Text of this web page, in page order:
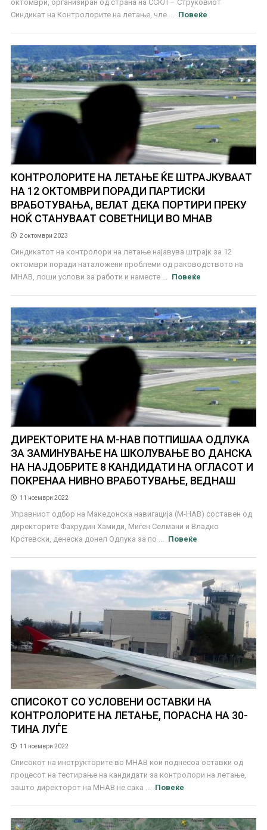
октомври, организиран од страна на ССКЛ – Струковиот
Синдикат на Контролорите на летање, чле ...
Повеќе
КОНТРОЛОРИТЕ НА ЛЕТАЊЕ ЌЕ ШТРАЈКУВААТ
НА 12 ОКТОМВРИ ПОРАДИ ПАРТИСКИ
ВРАБОТУВАЊА, ВЕЛАТ ДЕКА ПОРТИРИ ПРЕКУ
НОЌ СТАНУВААТ СОВЕТНИЦИ ВО МНАВ
2 октомври 2023
Синдикатот на контролори на летање најавува штрајк за 12
октомври поради наталожени проблеми од раководството на
МНАВ, лоши услови за работи и наместе ...
Повеќе
ДИРЕКТОРИТЕ НА М-НАВ ПОТПИШАА ОДЛУКА
ЗА ЗАМИНУВАЊЕ НА ШКОЛУВАЊЕ ВО ДАНСКА
НА НАЈДОБРИТЕ 8 КАНДИДАТИ НА ОГЛАСОТ И
ПОКРЕНАА НИВНО ВРАБОТУВАЊЕ, ВЕДНАШ
11 ноември 2022
Управниот одбор на Македонска навигација (М-НАВ) составен од
директорите Фахрудин Хамиди, Миѓен Селмани и Владко
Крстевски, денеска донел Одлука за по ...
Повеќе
СПИСОКОТ СО УСЛОВЕНИ ОСТАВКИ НА
КОНТРОЛОРИТЕ НА ЛЕТАЊЕ, ПОРАСНА НА 30-
ТИНА ЛУЃЕ
11 ноември 2022
Списокот на инструкторите во МНАВ кои поднесоа оставки од
процесот на тестирање на кандидати за контролори на летање,
зашто директорот на МНАВ не сака ...
Повеќе